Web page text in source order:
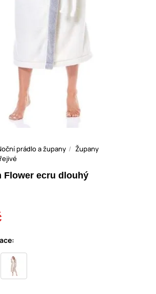
prádlo a župany
Župany
Flower ecru dlouhý